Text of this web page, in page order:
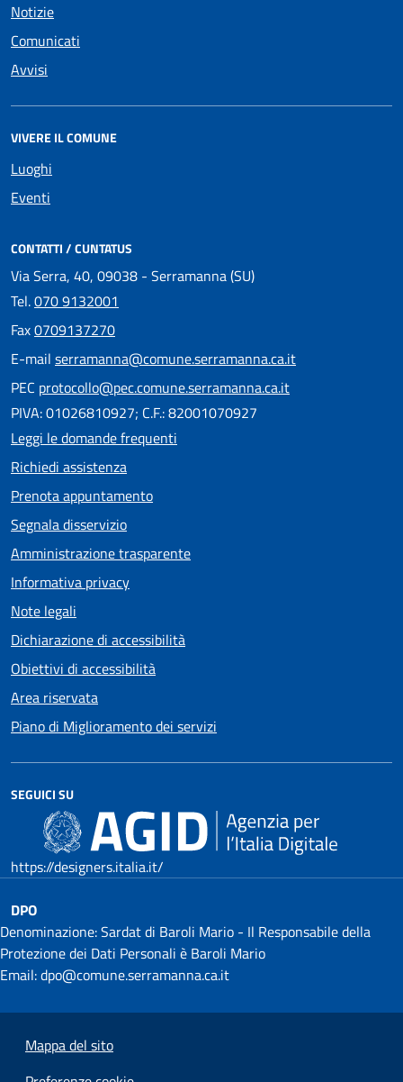
Notizie
Comunicati
Avvisi
VIVERE IL COMUNE
Luoghi
Eventi
CONTATTI / CUNTATUS
Via Serra, 40, 09038 - Serramanna (SU)
Tel.070 9132001
Fax0709137270
E-mail serramanna@comune.serramanna.ca.it
PEC protocollo@pec.comune.serramanna.ca.it
PIVA: 01026810927; C.F.: 82001070927
Leggi le domande frequenti
Richiedi assistenza
Prenota appuntamento
Segnala disservizio
Amministrazione trasparente
Informativa privacy
Note legali
Dichiarazione di accessibilità
Obiettivi di accessibilità
Area riservata
Piano di Miglioramento dei servizi
SEGUICI SU
https://designers.italia.it/
DPO
Denominazione: Sardat di Baroli Mario - Il Responsabile della
Protezione dei Dati Personali è Baroli Mario
Email: dpo@comune.serramanna.ca.it
Mappa del sito